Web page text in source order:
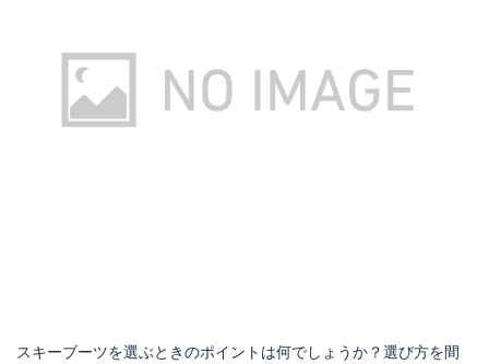
Amazonで詳細を見る
スキーブーツを選ぶときのポイントは何でしょうか？選び方を間